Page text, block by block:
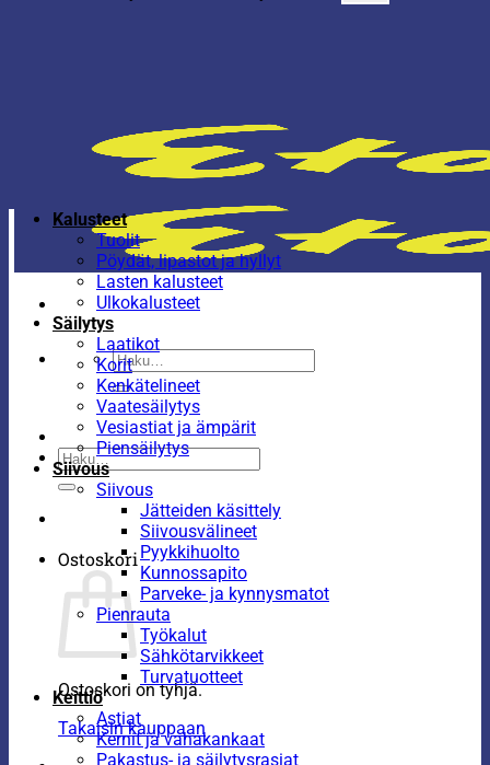
Etsi:
Etsi:
Ostoskori
Ostoskori on tyhjä.
Takaisin kauppaan
Kalusteet
Tuolit
Pöydät, lipastot ja hyllyt
Lasten kalusteet
Ulkokalusteet
Säilytys
Laatikot
Korit
Kenkätelineet
Vaatesäilytys
Vesiastiat ja ämpärit
Piensäilytys
Siivous
Siivous
Jätteiden käsittely
Siivousvälineet
Pyykkihuolto
Kunnossapito
Parveke- ja kynnysmatot
Pienrauta
Työkalut
Sähkötarvikkeet
Turvatuotteet
Keittiö
Astiat
Kernit ja vahakankaat
Pakastus- ja säilytysrasiat